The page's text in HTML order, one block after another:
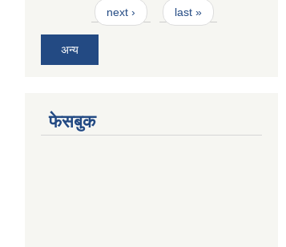
next › last »
अन्य
फेसबुक